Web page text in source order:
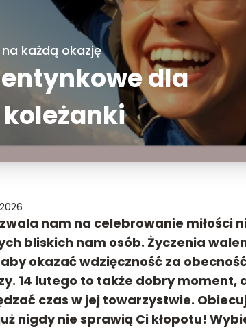
każdą okazję
dla
nam na celebrowanie miłości
bliskich nam osób. Życzenia
okazać wdzięczność za
14 lutego to także dobry moment,
czas w jej towarzystwie.
nigdy nie sprawią Ci kłopotu!